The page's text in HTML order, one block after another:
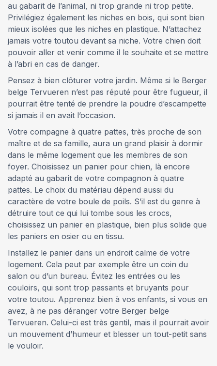
au gabarit de l’animal, ni trop grande ni trop petite.
Privilégiez également les niches en bois, qui sont bien
mieux isolées que les niches en plastique. N’attachez
jamais votre toutou devant sa niche. Votre chien doit
pouvoir aller et venir comme il le souhaite et se mettre
à l’abri en cas de danger.
Pensez à bien clôturer votre jardin. Même si le Berger
belge Tervueren n’est pas réputé pour être fugueur, il
pourrait être tenté de prendre la poudre d’escampette
si jamais il en avait l’occasion.
Votre compagne à quatre pattes, très proche de son
maître et de sa famille, aura un grand plaisir à dormir
dans le même logement que les membres de son
foyer. Choisissez un panier pour chien, là encore
adapté au gabarit de votre compagnon à quatre
pattes. Le choix du matériau dépend aussi du
caractère de votre boule de poils. S’il est du genre à
détruire tout ce qui lui tombe sous les crocs,
choisissez un panier en plastique, bien plus solide que
les paniers en osier ou en tissu.
Installez le panier dans un endroit calme de votre
logement. Cela peut par exemple être un coin du
salon ou d’un bureau. Évitez les entrées ou les
couloirs, qui sont trop passants et bruyants pour
votre toutou. Apprenez bien à vos enfants, si vous en
avez, à ne pas déranger votre Berger belge
Tervueren. Celui-ci est très gentil, mais il pourrait avoir
un mouvement d’humeur et blesser un tout-petit sans
le vouloir.